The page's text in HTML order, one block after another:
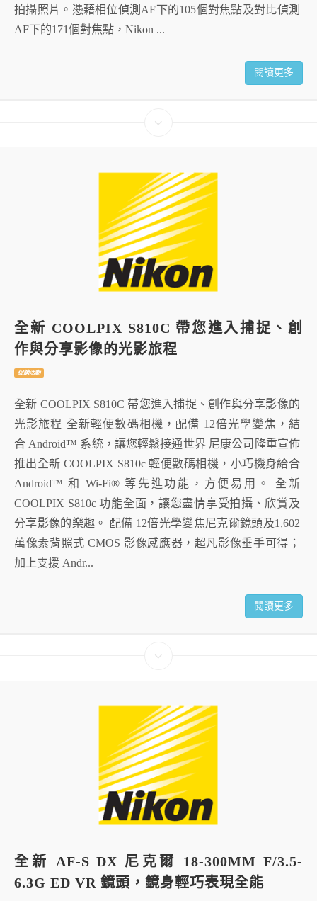
拍攝照片。慿藉相位偵測AF下的105個對焦點及對比偵測
AF下的171個對焦點，Nikon ...
閱讀更多
全新 COOLPIX S810C 帶您進入捕捉、創
作與分享影像的光影旅程
促銷活動
全新 COOLPIX S810C 帶您進入捕捉、創作與分享影像的
光影旅程 全新輕便數碼相機，配備 12倍光學變焦，結
合 Android™ 系統，讓您輕鬆接通世界 尼康公司隆重宣佈
推出全新 COOLPIX S810c 輕便數碼相機，小巧機身給合
Android™ 和 Wi-Fi® 等先進功能，方便易用。 全新
COOLPIX S810c 功能全面，讓您盡情享受拍攝、欣賞及
分享影像的樂趣。 配備 12倍光學變焦尼克爾鏡頭及1,602
萬像素背照式 CMOS 影像感應器，超凡影像垂手可得；
加上支援 Andr...
閱讀更多
全新 AF-S DX 尼克爾 18-300MM F/3.5-
6.3G ED VR 鏡頭，鏡身輕巧表現全能